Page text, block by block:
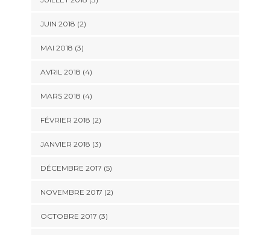
JUIN 2018 (2)
MAI 2018 (3)
AVRIL 2018 (4)
MARS 2018 (4)
FÉVRIER 2018 (2)
JANVIER 2018 (3)
DÉCEMBRE 2017 (5)
NOVEMBRE 2017 (2)
OCTOBRE 2017 (3)